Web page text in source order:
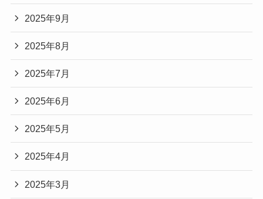
2025年9月
2025年8月
2025年7月
2025年6月
2025年5月
2025年4月
2025年3月